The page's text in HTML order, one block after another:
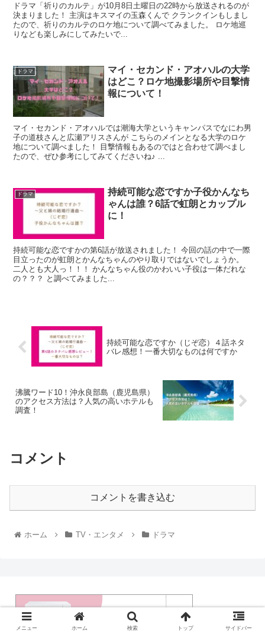
ドラマ「祈りのカルテ」が10月8日土曜日の22時から放送されるのが
決まりました！ 主演はキスマイの玉森くんで クランクインもしまし
たので、祈りのカルテのロケ地について調べてみました。 ロケ地巡
りなども楽しみにしてみたいで...
ドラマ
マイ・セカンド・アオハルの大学
はどこ？ロケ地撮影場所や目撃情
報について！
マイ・セカンド・アオハルでは潮海大学というキャンパスでなにわ男
子の道枝さんと広瀬アリスさんが こちらのメインとなる大学のロケ
地について調べました！ 目撃情報もあるのではと合わせて調べまし
たので、ぜひ参考にしてみてくださいね♪ ...
ドラマ
持続可能な恋ですか子役かんなち
ゃんは誰？6話で虹朗とカップル
に！
持続可能な恋ですかの第6話が放送されました！ 今回の話の中で一際
目立ったのが虹朗とかんなちゃんのやり取りではないでしょうか。
二人とも大人っ！！！ かんなちゃん役のかわいい子役は一体だれな
の？？？ と調べてみました...
持続可能な恋ですか（じぞ恋）４話ネタ
バレ感想！一番大切なものは何ですか
沸騰ワード10！沖永良部島（鹿児島県）
のアクセス方法は？人気の高いホテルも
調査！
コメント
コメントを書き込む
ホーム TV・エンタメ ドラマ
メニュー ホーム 検索 トップ サイドバー